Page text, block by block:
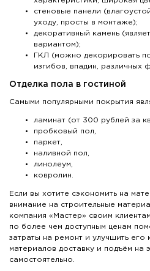
стеновые панели
уходу, просты в монтаже);
декоративный камень
вариантом);
ГКЛ (можно декорировать
изгибов, впадин, различных
Отделка пола в гостиной
Самыми популярными покрытия
ламинат (от 300 рублей за
пробковый пол,
паркет,
наливной пол,
линолеум,
ковролин.
Если вы хотите сэкономить на
внимание на строительные
компания «Мастер» своим
по более чем доступным ценам
затраты на ремонт и улучшить его
материалов доставку и подъём на
самостоятельно.